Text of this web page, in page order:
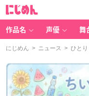
作品名 声優 舞
にじめん > ニュース > ひと